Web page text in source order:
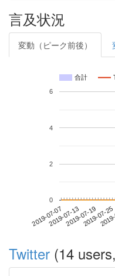
言及状況
変動（ピーク前後）
合計
2019-07-072019-07-132019-07-192019-07-25
0
2
4
6
Twitter (14